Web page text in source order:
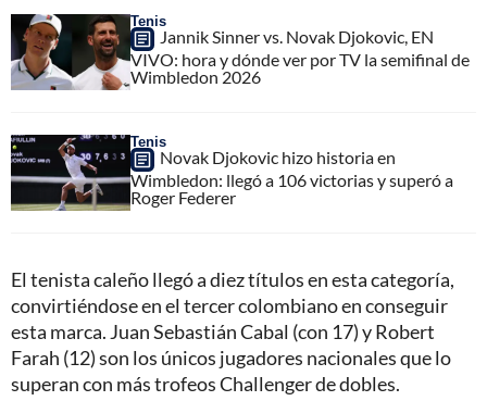
Tenis
Jannik Sinner vs. Novak Djokovic, EN
VIVO: hora y dónde ver por TV la semifinal de
Wimbledon 2026
Tenis
Novak Djokovic hizo historia en
Wimbledon: llegó a 106 victorias y superó a
Roger Federer
El tenista caleño llegó a diez títulos en esta categoría,
convirtiéndose en el tercer colombiano en conseguir
esta marca. Juan Sebastián Cabal (con 17) y Robert
Farah (12) son los únicos jugadores nacionales que lo
superan con más trofeos Challenger de dobles.